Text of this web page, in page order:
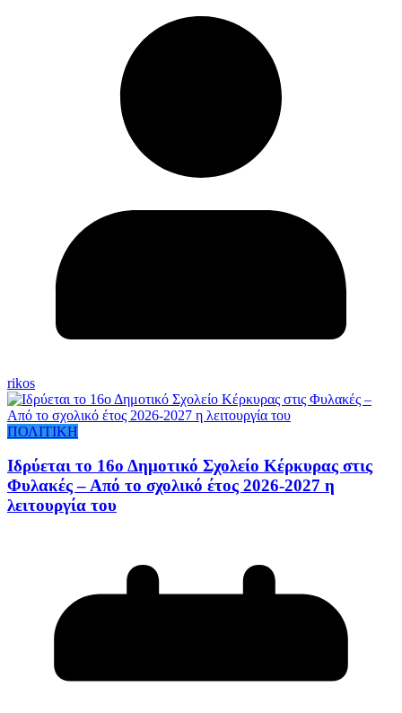
rikos
ΠΟΛΙΤΙΚΗ
Ιδρύεται το 16ο Δημοτικό Σχολείο Κέρκυρας στις
Φυλακές – Από το σχολικό έτος 2026-2027 η
λειτουργία του